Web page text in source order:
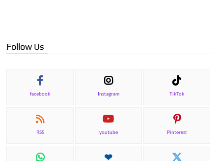
Follow Us
facebook Instagram TikTok
RSS youtube Pinterest